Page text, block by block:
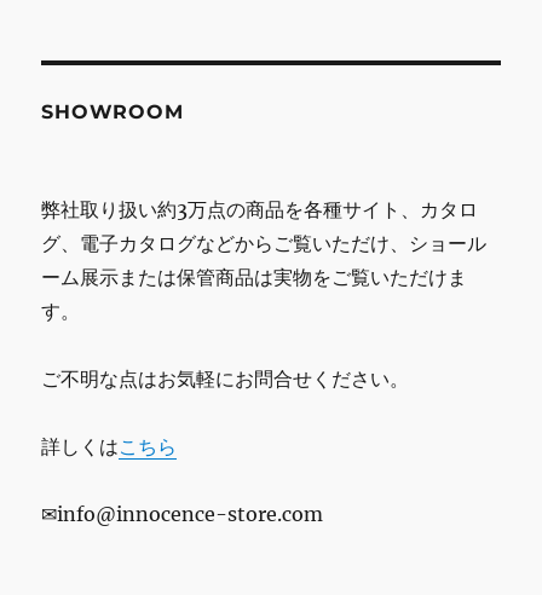
SHOWROOM
弊社取り扱い約3万点の商品を各種サイト、カタロ
グ、電子カタログなどからご覧いただけ、ショール
ーム展示または保管商品は実物をご覧いただけま
す。
ご不明な点はお気軽にお問合せください。
詳しくはこちら
✉info@innocence-store.com